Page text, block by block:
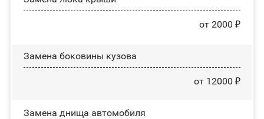
от 2000 ₽
Замена боковины кузова
от 12000 ₽
Замена днища автомобиля